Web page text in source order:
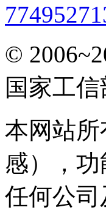
©
国家工信
本网站
感），
任何公